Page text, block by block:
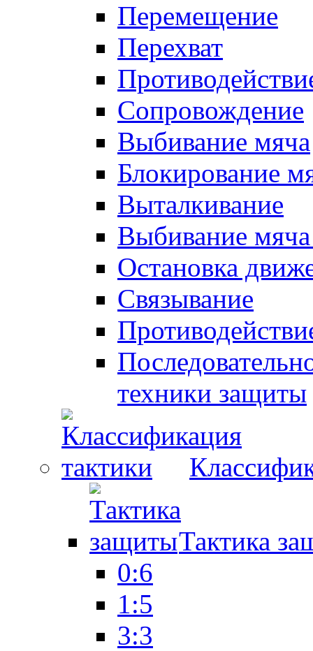
Перемещение
Перехват
Сопровождение
Выбивание мяча
Блокирование
Выталкивание
Выбивание
Остановка
Связывание
техники защиты
Тактика
0:6
1:5
3:3